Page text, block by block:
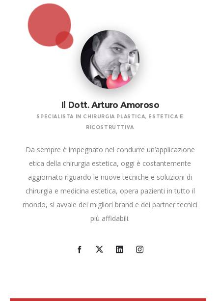
Il Dott. Arturo Amoroso
SPECIALISTA IN CHIRURGIA PLASTICA, ESTETICA E
RICOSTRUTTIVA
Da sempre è impegnato nel condurre un’applicazione
etica della chirurgia estetica, oggi è costantemente
aggiornato riguardo le nuove tecniche e soluzioni di
chirurgia e medicina estetica, opera pazienti in tutto il
mondo, si avvale dei migliori brand e dei partner tecnici
più affidabili.